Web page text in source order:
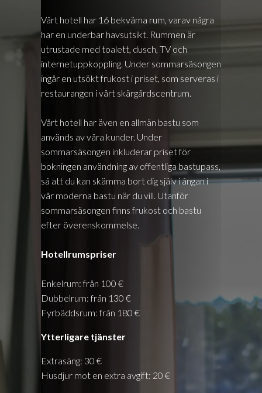
SE
EN
Vårt hotell har 16 bekväma rum, varav några
har en underbar havsutsikt. Rummen är
utrustade med toalett, dusch, TV och
internetuppkoppling. Under sommarsäsongen
ingår en utsökt frukost i priset, som serveras i
restaurangen i vårt skärgårdscentrum.
Vårt hotell har även en allmän bastu som
används av våra kunder. Under
sommarsäsongen inkluderar priset för
bokningen användning av offentliga bastupass,
så att du kan skämma bort dig själv i ångan i
vår moderna bastu när du vill. Utanför
sommarsäsongen finns frukost och bastu
efter överenskommelse.
Hotellrumspriser
Enkelrum: från 100 €
Dubbelrum: från 130 €
Fyrbäddsrum: från 180 €
Ytterligare tjänster
Extrasäng: 30 €
Husdjur mot en extra avgift: 20 €